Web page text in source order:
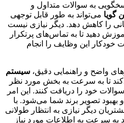
به سوالات متداول و
گویا می‌تواند به طور قابل توجهی
را کاهش دهد. دیگر نیازی نیست
دهید تا به تماس‌های پرتکرار
این وظایف را انجام
واضح و راهنمایی دقیق، سیستم
تا به سرعت به بخش مورد نظر
خود را دریافت کنند. این امر
تصویر برند شما می‌شود. با
دیگر نیازی به انتظار طولانی
به سرعت به اطلاعات مورد نیاز